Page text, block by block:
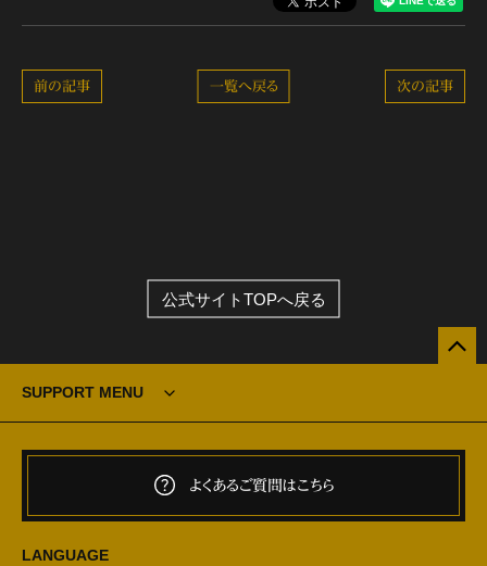
次の記事
一覧へ戻る
前の記事
公式サイトTOPへ戻る
SUPPORT MENU
よくあるご質問はこちら
LANGUAGE